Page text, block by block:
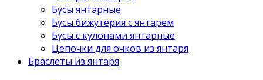
Бусы янтарные
Бусы бижутерия с янтарем
Бусы с кулонами янтарные
Цепочки для очков из янтаря
Браслеты из янтаря